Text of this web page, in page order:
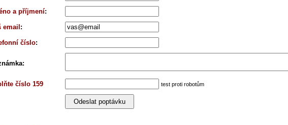
a příjmení:
email :
číslo:
:
číslo 159 test proti robotům